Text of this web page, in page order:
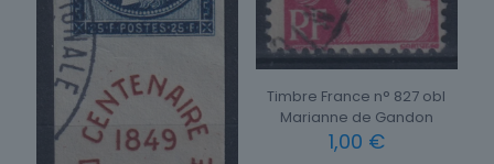
Timbre France n° 827 obl
Marianne de Gandon
1,00 €